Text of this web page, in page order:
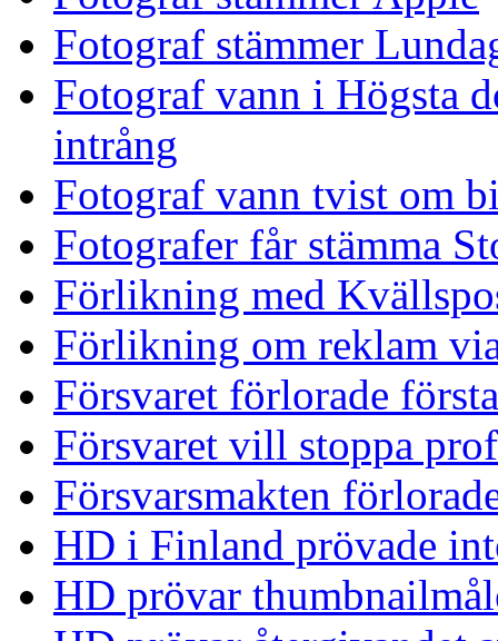
Fotograf stämmer
Fotograf vann i Högsta
intrång
Fotograf vann tvist om
Fotografer får stämma
Förlikning med
Förlikning om reklam
Försvaret förlorade
Försvaret vill stoppa
Försvarsmakten
HD i Finland prövade
HD prövar